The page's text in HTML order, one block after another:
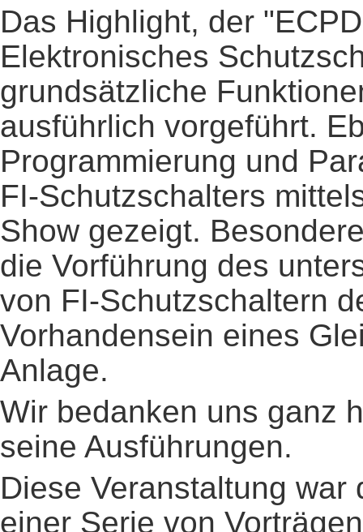
Das Highlight, der
Elektronisches
grundsätzliche
ausführlich vorgeführt.
Programmierung und
FI-Schutzschalters
Show gezeigt.
die Vorführung des
von FI-Schutzschaltern
Vorhandensein eines
Anlage.
Wir bedanken uns ganz
seine Ausführungen.
Diese Veranstaltung
einer Serie von